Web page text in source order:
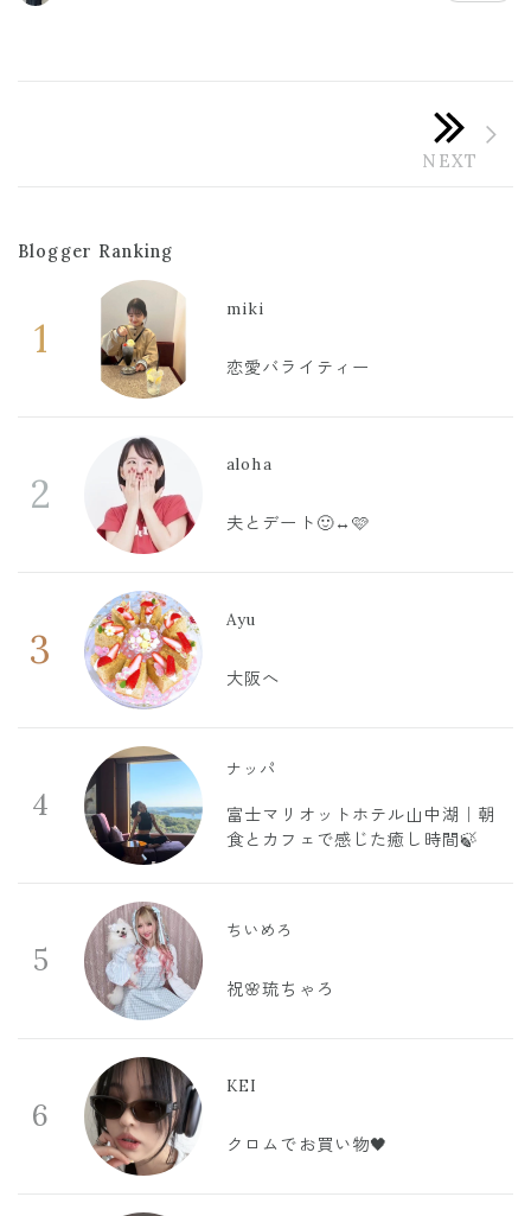
Blogger Ranking
1
miki
恋愛バライティー
2
aloha
夫とデート🙂‍↔️🩷
3
Ayu
大阪へ
4
ナッパ
富士マリオットホテル山中湖｜朝
食とカフェで感じた癒し時間🍃
5
ちいめろ
祝🌸琉ちゃろ
6
KEI
クロムでお買い物🖤